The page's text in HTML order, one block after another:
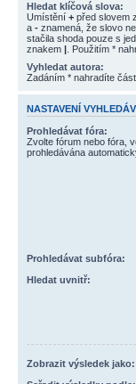
Hledat klíčová slova:
Umístění + před slovem
a - znamená, že slovo
stačila shoda pouze s
znakem | . Použitím *
Vyhledat autora:
Zadáním * nahradíte
NASTAVENÍ
Prohledávat fóra:
Zvolte fórum nebo fóra,
prohledávána
Prohledávat subfóra:
Hledat uvnitř:
Zobrazit výsledek jako: